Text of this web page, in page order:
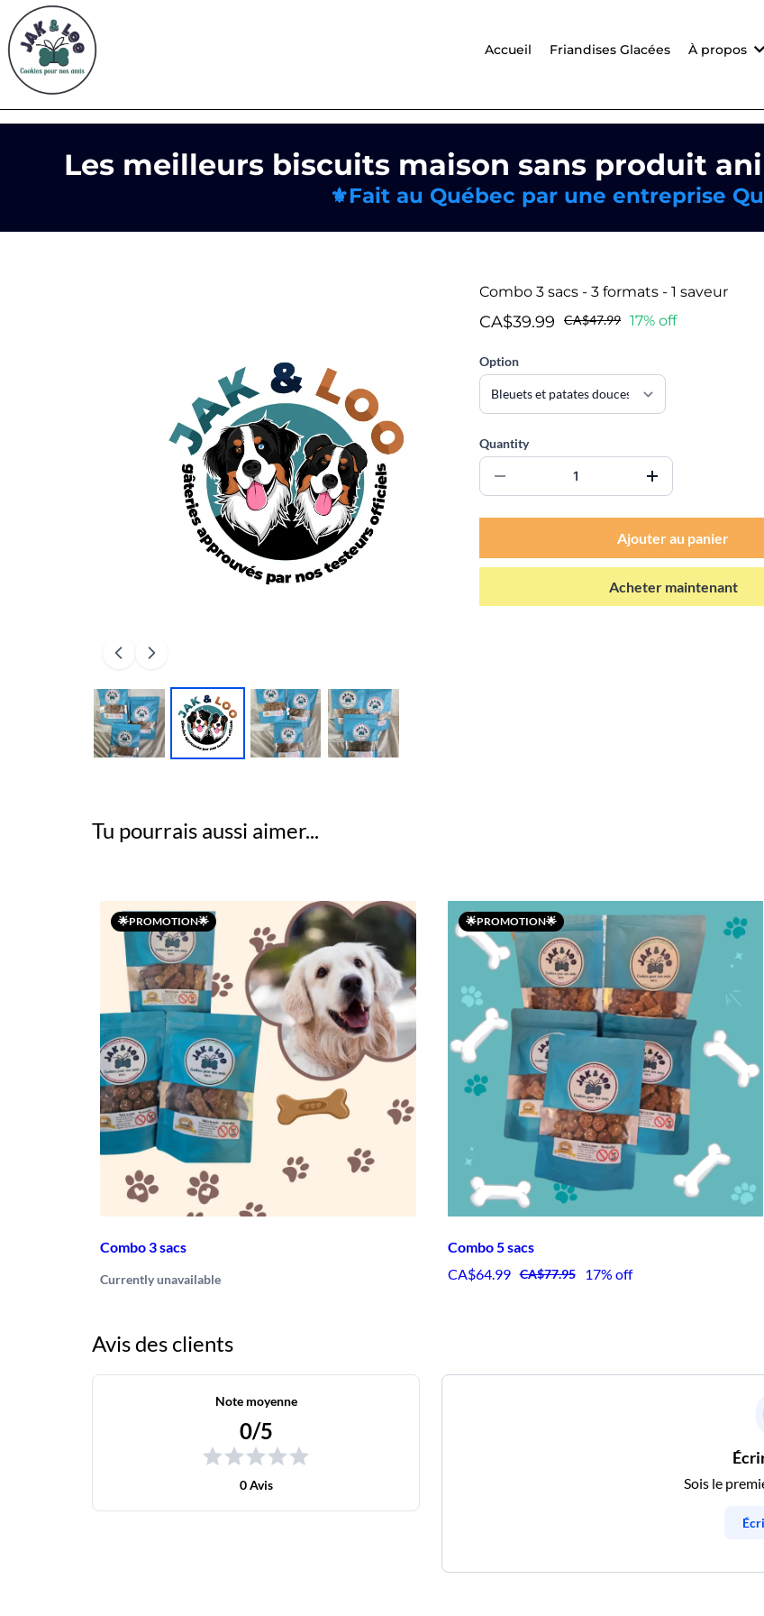
Accueil Friandises Glacées À propos
Les meilleurs biscuits maison sans produit
⚜️Fait au Québec par une entreprise
Combo 3 sacs - 3 formats - 1 saveur
CA$39.99 CA$47.99 17% off
Option
Quantity
Ajouter au panier
Acheter maintenant
Tu pourrais aussi aimer...
🌟PROMOTION🌟
Combo 3 sacs
Currently unavailable
🌟PROMOTION🌟
Combo 5 sacs
CA$64.99 CA$77.95 17% off
Avis des clients
Note moyenne
0/5
0 Avis Sois le